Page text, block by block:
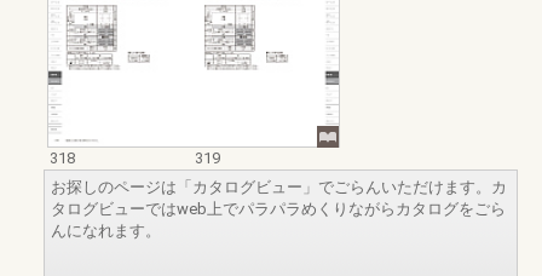
318
319
お探しのページは「カタログビュー」でごらんいただけます。カ
タログビューではweb上でパラパラめくりながらカタログをごら
んになれます。